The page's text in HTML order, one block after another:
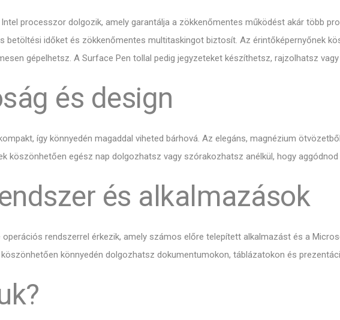
processzor dolgozik, amely garantálja a zökkenőmentes működést akár több
betöltési időket és zökkenőmentes multitaskingot biztosít. Az érintőképernyőnek
gépelhetsz. A Surface Pen tollal pedig jegyzeteket készíthetsz, rajzolhatsz
és design
így könnyedén magaddal viheted bárhová. Az elegáns, magnézium
köszönhetően egész nap dolgozhatsz vagy szórakozhatsz anélkül, hogy
és alkalmazások
rendszerrel érkezik, amely számos előre telepített alkalmazást és a
könnyedén dolgozhatsz dokumentumokon, táblázatokon és